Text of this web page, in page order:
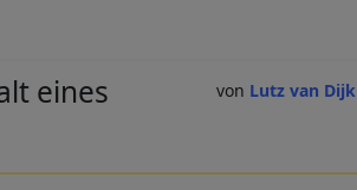
Lutz van Dijk
eines